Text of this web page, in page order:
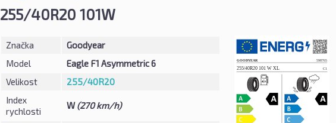
255/40R20 101W
Značka
Goodyear
Model
Eagle F1 Asymmetric 6
Velikost
255/40R20
Index
rychlosti
W(270 km/h)